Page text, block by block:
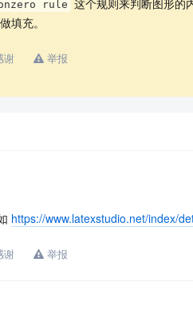
rule 这个规则来判断图形的
填充。
谢 举报
https://www.latexstudio.net/index/
谢 举报